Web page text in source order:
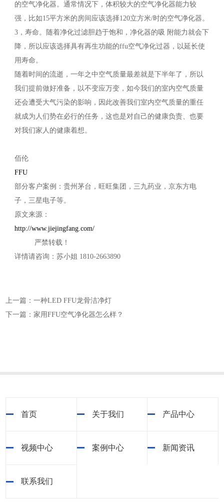
的空气净化器。通常情况下，体积较大的空气净化器能力较
强，比如15平方米的房间应该选择120立方米/时的空气净化器。
3，寿命。随着净化过滤胆趋于饱和，净化器的吸 附能力就会下
降，所以应该选择具有再生功能的ffu空气净化过器，以延长使
用寿命。
随着时间的流逝，一年之中空气质量最差就是下半年了，所以
我们提前做好准备，以不变应万变，如今我们的室内空气质量
还会遭受大气污染的影响，因此改善我们室内空气质量的重任
就成为人们势在必行的任务，这也是对自己的健康负责、也要
对我们家人的健康着想。
佰伦
FFU
部分客户案例：贵州茅台，旺旺集团，三九药业，京东方电
子，三星电子等。
原文来源：
http://www.jiejingfang.com/
严禁转载！
详情请咨询：苏小姐 1810-2663890
上一篇：一种LED FFU龙骨洁净灯
下一篇：家用FFU空气净化器怎么样？
首页 关于我们 产品中心
视频中心 案例中心 新闻资讯
联系我们